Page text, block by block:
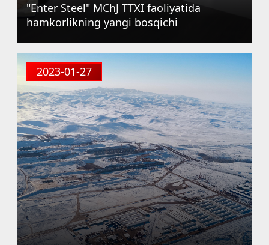
"Enter Steel" MChJ TTXI faoliyatida
hamkorlikning yangi bosqichi
2023-01-27